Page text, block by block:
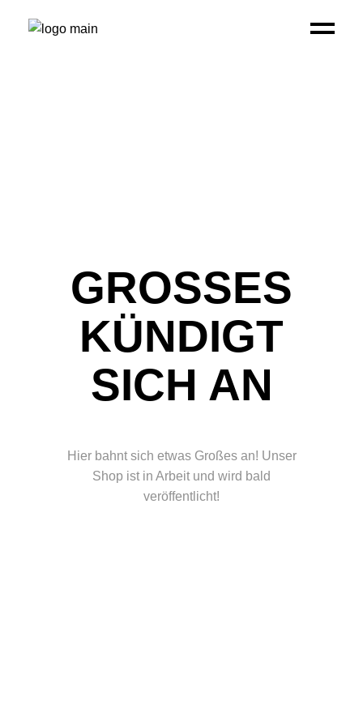
GROSSES K
ÜNDIGT S
ICH AN
Hier bahnt sich etwas Großes an! Unser
Shop ist in Arbeit und wird bald
veröffentlicht!